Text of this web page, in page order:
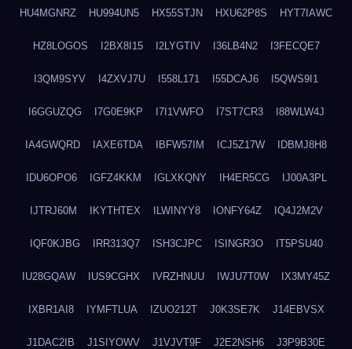
HU4MGNRZ HU994UN5 HX55STJN HXU62P8S HYT7IAWC
HZ8LOGOS I2BX8I15 I2LYGTIV I36LB4N2 I3FECQE7
I3QM9SYV I4ZXVJ7U I558L171 I55DCAJ6 I5QWS9I1
I6GGUZQG I7G0E9KP I7I1VWFO I7ST7CR3 I88WLW4J
IA4GWQRD IAXE6TDA IBFW57IM ICJ5Z17W IDBMJ8H8
IDU6OPO6 IGFZ4KKM IGLXKQNY IH4ER5CG IJ00A3PL
IJTRJ60M IKYTHTEX ILWINYY8 IONFY64Z IQ4J2M2V
IQF0KJBG IRR313Q7 ISH3CJPC ISINGR3O IT5PSU40
IU28GQAW IUS9CGHX IVRZHNUU IWJU7T0W IX3MY45Z
IXBR1AI8 IYMFTLUA IZUO212T J0K3SE7K J14EBVSX
J1DAC2IB J1SIYOWV J1VJVT9F J2E2NSH6 J3P9B30E